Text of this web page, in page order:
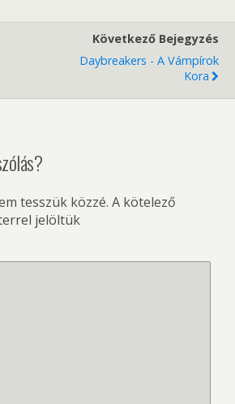
Következő Bejegyzés
Daybreakers - A Vámpírok
Kora
tesszük közzé. A kötelező
jelöltük